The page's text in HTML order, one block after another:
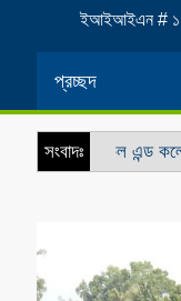
ইআইআইএন #
প্রচ্ছদ
সংবাদঃ
পাবলিক স্কুল এন্ড কলেজ